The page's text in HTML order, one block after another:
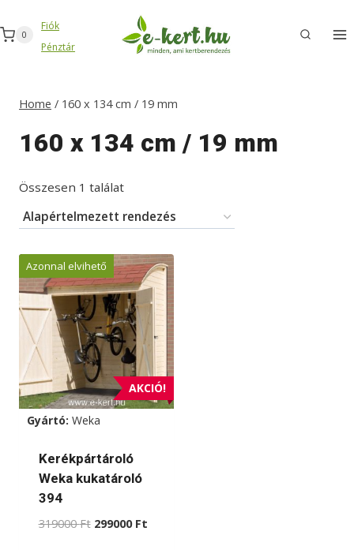
to
content
0
Fiók
Pénztár
Home / 160 x 134 cm / 19 mm
160 x 134 cm / 19 mm
Összesen 1 találat
AKCIÓ!
Azonnal elvihető
Gyártó: Weka
Kerékpártároló
Weka kukatároló
394
319000Ft Original
299000 FtCurrent